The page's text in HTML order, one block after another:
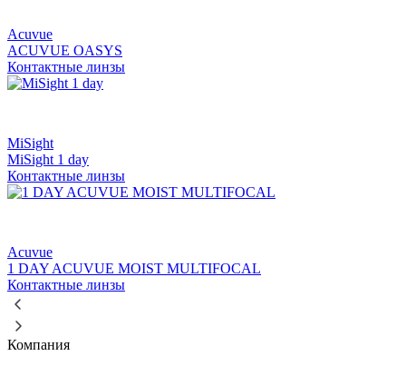
Acuvue
ACUVUE OASYS
Контактные линзы
MiSight
MiSight 1 day
Контактные линзы
Acuvue
1 DAY ACUVUE MOIST MULTIFOCAL
Контактные линзы
Компания